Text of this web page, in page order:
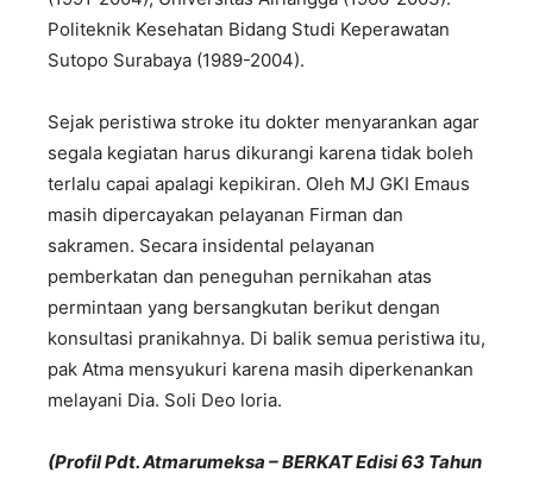
Politeknik Kesehatan Bidang Studi Keperawatan
Sutopo Surabaya (1989-2004).
Sejak peristiwa stroke itu dokter menyarankan agar
segala kegiatan harus dikurangi karena tidak boleh
terlalu capai apalagi kepikiran. Oleh MJ GKI Emaus
masih dipercayakan pelayanan Firman dan
sakramen. Secara insidental pelayanan
pemberkatan dan peneguhan pernikahan atas
permintaan yang bersangkutan berikut dengan
konsultasi pranikahnya. Di balik semua peristiwa itu,
pak Atma mensyukuri karena masih diperkenankan
melayani Dia. Soli Deo loria.
(Profil Pdt. Atmarumeksa – BERKAT Edisi 63 Tahun